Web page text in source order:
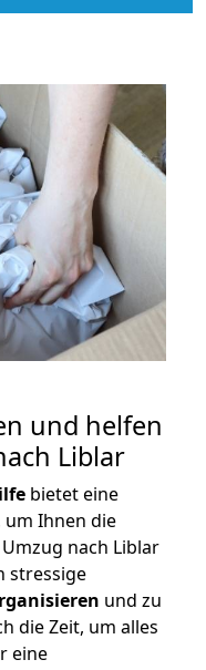
und helfen
Liblar
bietet eine
um Ihnen die
nach Liblar
stressige
und zu
die Zeit, um alles
eine